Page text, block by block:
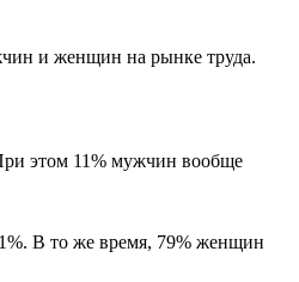
и женщин на рынке труда.
этом 11% мужчин вообще
В то же время, 79% женщин